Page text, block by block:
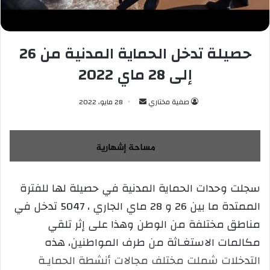
حصيلة تدخل الحماية المدنية من 26
إلى 28 ماي 2022
صفية مختاري
س
ل
ب
ي
د
إ
ل
ك
28 مايو، 2022
سجلت وحدات الحماية المدنية في حصيلة لها للفترة
الممتدة ما بين 26 و 28 ماي الجاري ، 5047 تدخل في
مناطق مختلفة من الوطن وهذا على إثر تلقي
مكالمات الاستغـاثة من طرف المواطنين، هذه
التدخلات شملت مختلف مجالات أنشطة الحمايـة